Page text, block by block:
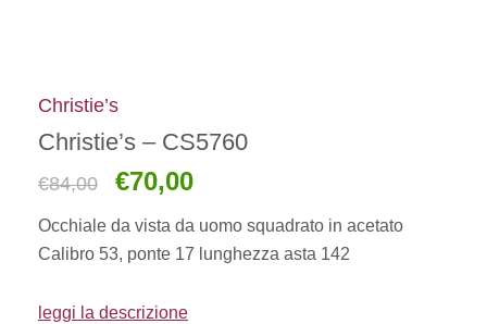
Christie’s
Christie’s – CS5760
€84,00
Il
originale
era:
€70,00Il
attuale
è:
Occhiale da vista da uomo squadrato in acetato
Calibro 53, ponte 17 lunghezza asta 142
leggi la descrizione